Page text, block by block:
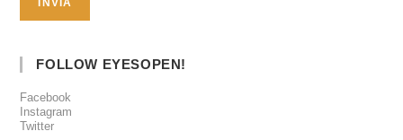
FOLLOW EYESOPEN!
Facebook
Instagram
Twitter